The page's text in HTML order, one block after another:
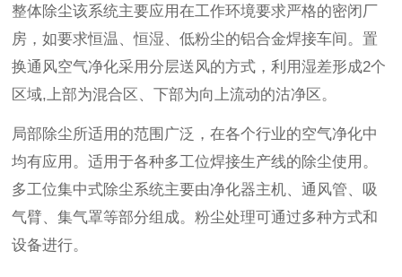
整体除尘该系统主要应用在工作环境要求严格的密闭厂
房，如要求恒温、恒湿、低粉尘的铝合金焊接车间。置
换通风空气净化采用分层送风的方式，利用湿差形成2个
区域,上部为混合区、下部为向上流动的沽净区。
局部除尘所适用的范围广泛，在各个行业的空气净化中
均有应用。适用于各种多工位焊接生产线的除尘使用。
多工位集中式除尘系统主要由净化器主机、通风管、吸
气臂、集气罩等部分组成。粉尘处理可通过多种方式和
设备进行。